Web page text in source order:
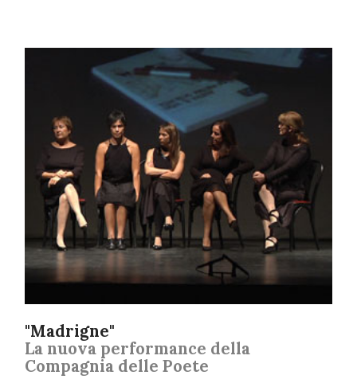
"Madrigne"
La nuova performance della
Compagnia delle Poete